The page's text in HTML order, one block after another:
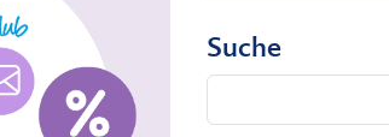
Suche